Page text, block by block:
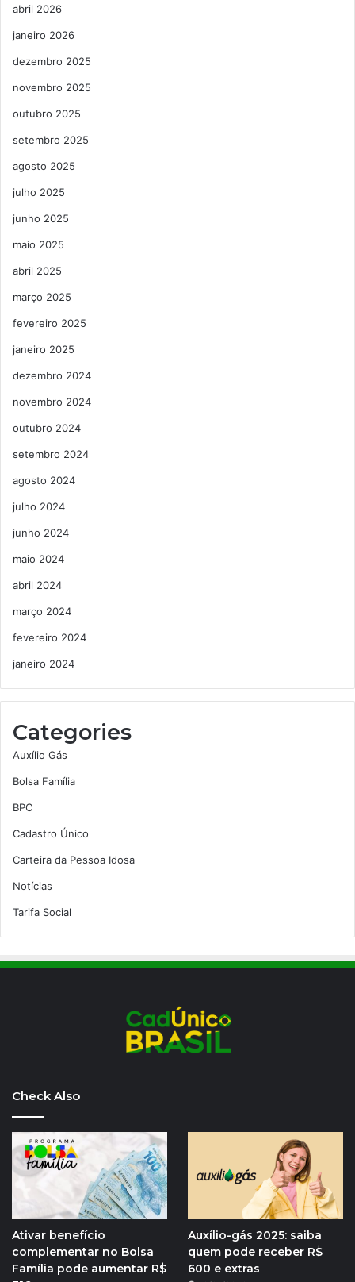
abril 2026
janeiro 2026
dezembro 2025
novembro 2025
outubro 2025
setembro 2025
agosto 2025
julho 2025
junho 2025
maio 2025
abril 2025
março 2025
fevereiro 2025
janeiro 2025
dezembro 2024
novembro 2024
outubro 2024
setembro 2024
agosto 2024
julho 2024
junho 2024
maio 2024
abril 2024
março 2024
fevereiro 2024
janeiro 2024
Categories
Auxílio Gás
Bolsa Família
BPC
Cadastro Único
Carteira da Pessoa Idosa
Notícias
Tarifa Social
Check Also
Ativar benefício
complementar no Bolsa
Família pode aumentar R$
Auxílio-gás 2025: saiba
quem pode receber R$
600 e extras